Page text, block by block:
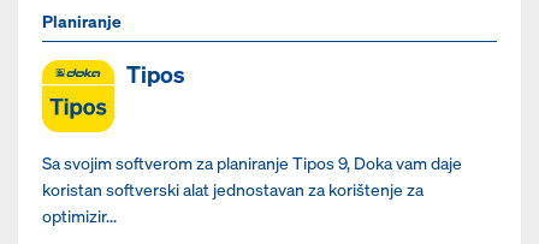
Planiranje
Tipos
Sa svojim softverom za planiranje Tipos 9, Doka vam daje
koristan softverski alat jednostavan za korištenje za
optimizir...